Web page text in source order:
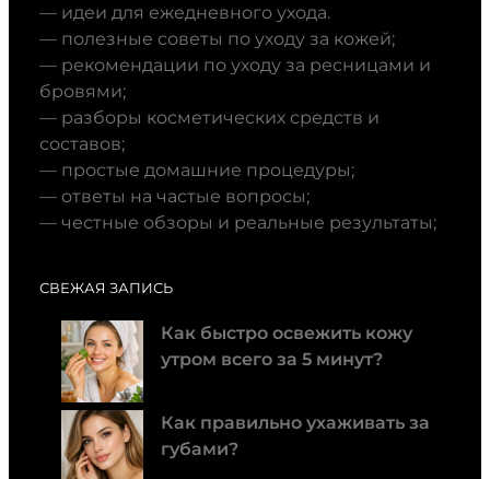
— идеи для ежедневного ухода.
— полезные советы по уходу за кожей;
— рекомендации по уходу за ресницами и
бровями;
— разборы косметических средств и
составов;
— простые домашние процедуры;
— ответы на частые вопросы;
— честные обзоры и реальные результаты;
СВЕЖАЯ ЗАПИСЬ
Как быстро освежить кожу
утром всего за 5 минут?
Как правильно ухаживать за
губами?